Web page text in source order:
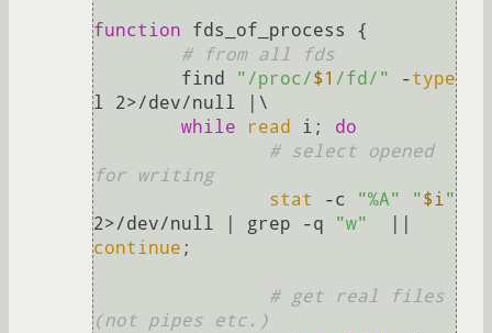
function fds_of_process {
# from all fds
        find
"/proc/$1 /fd/" -type
l 2>/dev/null |\
while
read i; do
# select opened
for writing
stat
-c "%A" "$i"
2>/dev/null | grep -q
"w"
continue ;
# get real files
(not pipes etc.)